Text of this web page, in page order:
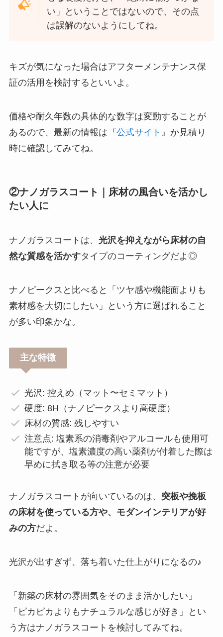
い」ということではないので、その点
は誤解のないようにしてね。
キズが気になった場合はアフターメンテナンス保
証の活用を検討するといいよ。
価格や耐久年数の具体的な数字は変動することが
あるので、最新の情報は『公式サイト 』か見積り
時に確認してみてね。
②ナノガラスコート｜床材の風合いを活かし
たい人に
ナノガラスコートは、 光沢を抑えながら床材の自
然な質感を活かすタイプのコーティングだよ◎
ナノピークスと比べると「ツヤ感や機能面よりも
素材感を大切にしたい」という方に選ばれること
が多い印象かな。
主な特徴
光沢: 控えめ（マット〜セミマット）
硬度: 8H（ナノピークスより高硬度）
床材の質感: 残しやすい
注意点: 塩素系の消毒剤やアルコールも使用可
能ですが、塩素濃度の高い薬剤が付着した際は
早めに拭き取る等の注意が必要
ナノガラスコートが向いているのは、 突板や挽板
の床材を使っている方や、モダンインテリアが好
みの方だよ。
光沢が出すぎず、落ち着いた仕上がりになるの♪
「新築の床材の雰囲気をそのまま活かしたい」
「ピカピカよりもナチュラルな感じが好き」とい
う方はナノガラスコートを検討してみてね。